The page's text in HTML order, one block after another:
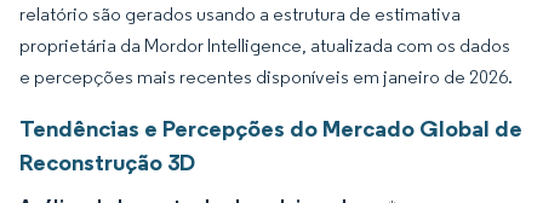
relatório são gerados usando a estrutura de estimativa
proprietária da Mordor Intelligence, atualizada com os dados
e percepções mais recentes disponíveis em janeiro de 2026.
Tendências e Percepções do Mercado Global de
Reconstrução 3D